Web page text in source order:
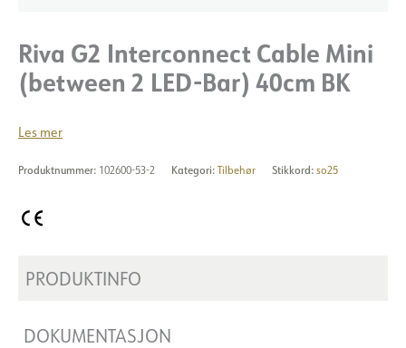
Riva G2 Interconnect Cable Mini
(between 2 LED-Bar) 40cm BK
Les mer
Produktnummer: 102600-53-2 Kategori: Tilbehør Stikkord: so25
PRODUKTINFO
DOKUMENTASJON